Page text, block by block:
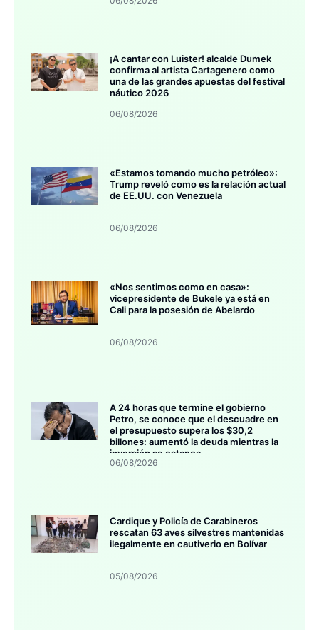
¡A cantar con Luister! alcalde Dumek
confirma al artista Cartagenero como
una de las grandes apuestas del festival
náutico 2026
06/08/2026
«Estamos tomando mucho petróleo»:
Trump reveló como es la relación actual
de EE.UU. con Venezuela
06/08/2026
«Nos sentimos como en casa»:
vicepresidente de Bukele ya está en
Cali para la posesión de Abelardo
06/08/2026
A 24 horas que termine el gobierno
Petro, se conoce que el descuadre en
el presupuesto supera los $30,2
billones: aumentó la deuda mientras la
inversión se estanca
06/08/2026
Cardique y Policía de Carabineros
rescatan 63 aves silvestres mantenidas
ilegalmente en cautiverio en Bolívar
05/08/2026